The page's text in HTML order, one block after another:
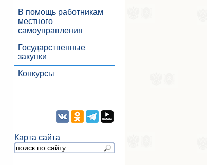
В помощь работникам
местного
самоуправления
Государственные
закупки
Конкурсы
Карта сайта